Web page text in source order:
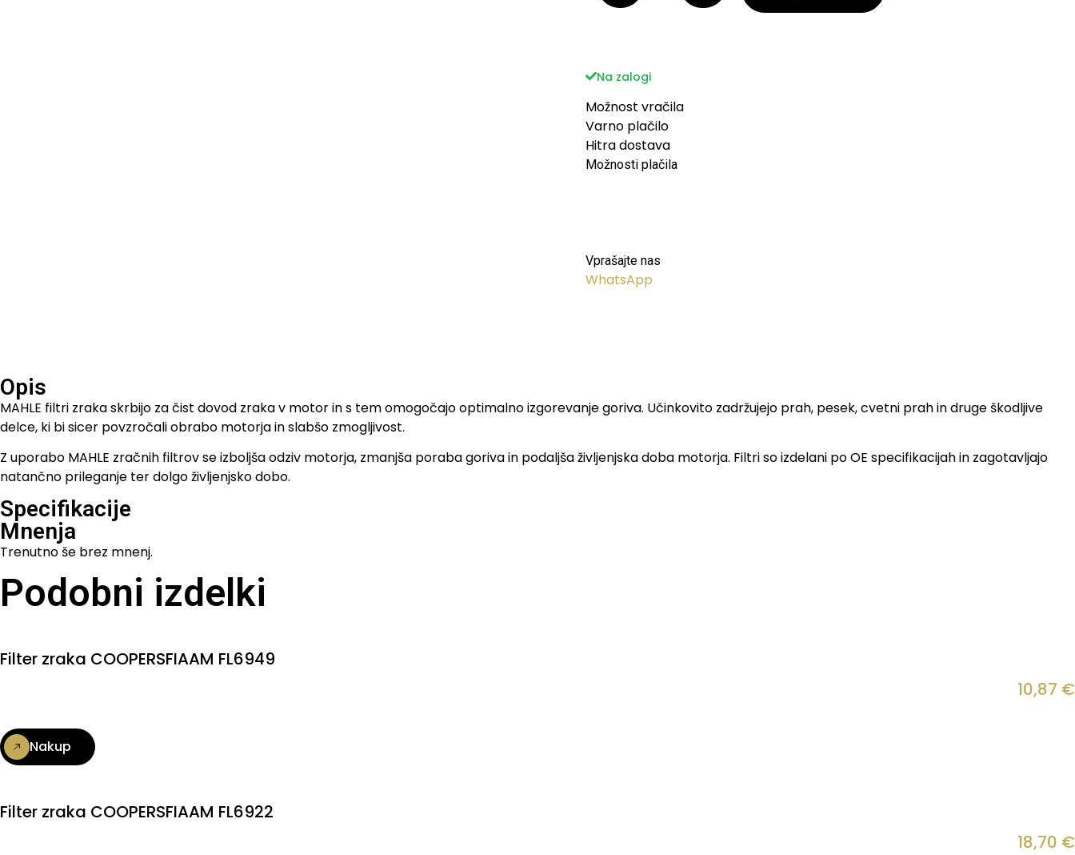
Na zalogi
Možnost vračila
Varno plačilo
Hitra dostava
Možnosti plačila
Vprašajte nas
WhatsApp
Opis
MAHLE filtri zraka skrbijo za čist dovod zraka v motor in s tem omogočajo optimalno izgorevanje goriva. Učinkovito zadržujejo prah, pesek, cvetni prah in druge škodljive
delce, ki bi sicer povzročali obrabo motorja in slabšo zmogljivost.
Z uporabo MAHLE zračnih filtrov se izboljša odziv motorja, zmanjša poraba goriva in podaljša življenjska doba motorja. Filtri so izdelani po OE specifikacijah in zagotavljajo
natančno prileganje ter dolgo življenjsko dobo.
Specifikacije
Mnenja
Trenutno še brez mnenj.
Podobni izdelki
Filter zraka COOPERSFIAAM FL6949
10,87 €
Nakup
Filter zraka COOPERSFIAAM FL6922
18,70 €